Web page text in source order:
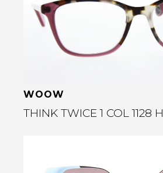
WOOW
THINK TWICE 1 COL 1128 H
Bekijk deze bril